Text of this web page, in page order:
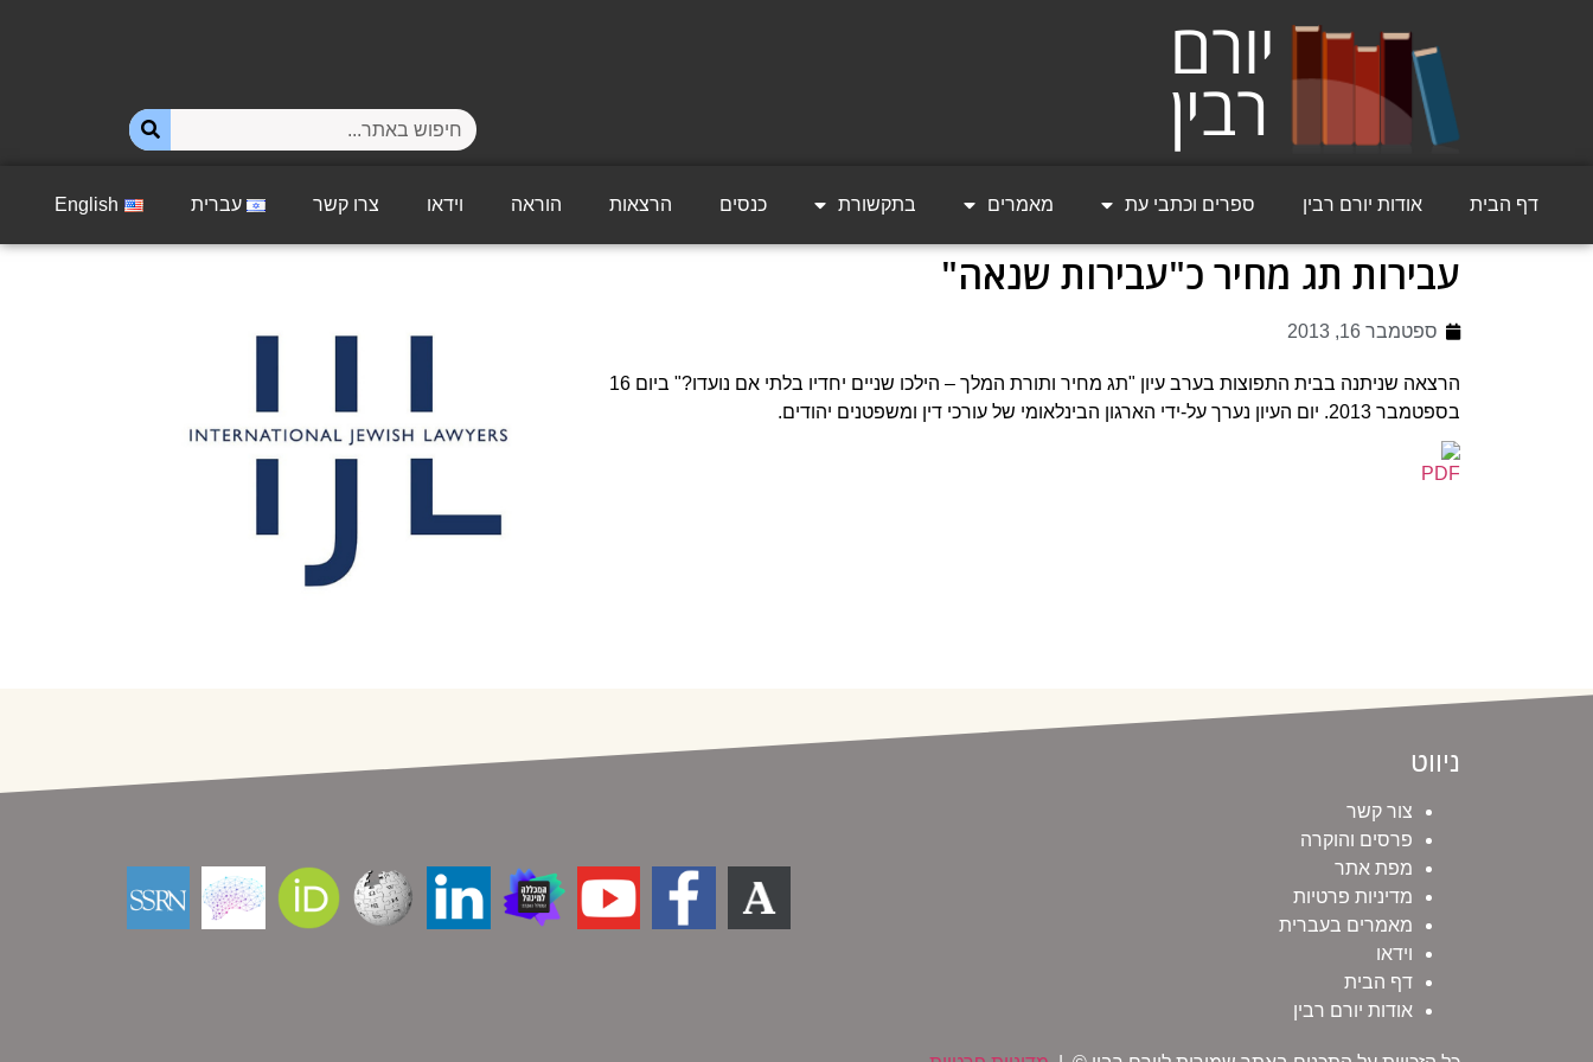
דף הבית אודות יורם רבין ספרים וכתבי עת מאמרים בתקשורת כנסים הרצאות הוראה וידאו צרו קשר עברית English
עבירות תג מחיר כ"עבירות שנאה"
ספטמבר 16, 2013
הרצאה שניתנה בבית התפוצות בערב עיון "תג מחיר ותורת המלך – הילכו שניים יחדיו בלתי אם נועדו?" ביום 16
בספטמבר 2013. יום העיון נערך על-ידי הארגון הבינלאומי של עורכי דין ומשפטנים יהודים.
ניווט
צור קשר
פרסים והוקרה
מפת אתר
מדיניות פרטיות
מאמרים בעברית
וידאו
דף הבית
אודות יורם רבין